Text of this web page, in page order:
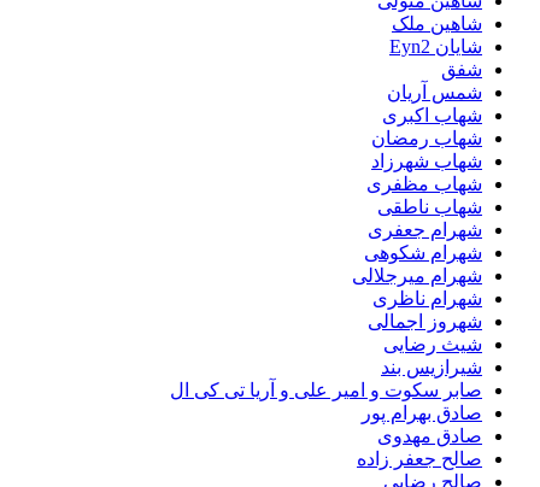
شاهین ملک
شایان Eyn2
شفق
شمس آریان
شهاب اکبری
شهاب رمضان
شهاب شهرزاد
شهاب مظفری
شهاب ناطقی
شهرام جعفری
شهرام شکوهی
شهرام میرجلالی
شهرام ناظری
شهروز اجمالی
شیث رضایی
شیرازیس بند
صابر سکوت و امیر علی و آریا تی کی ال
صادق بهرام پور
صادق مهدوی
صالح جعفر زاده
صالح رضایی